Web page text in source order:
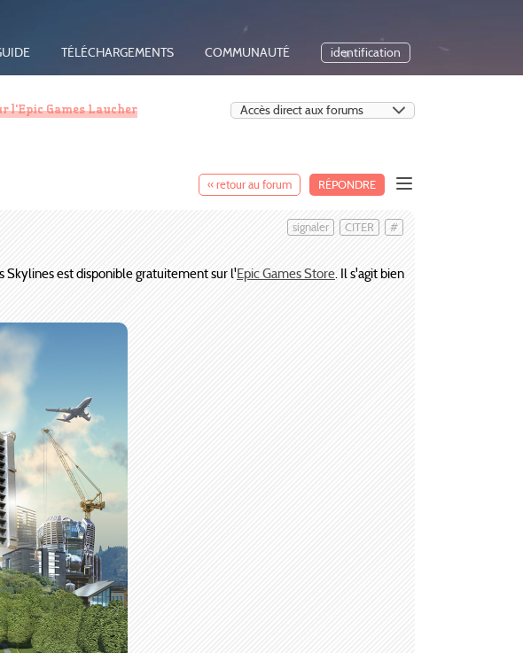
TÉLÉCHARGEMENTS COMMUNAUTÉ identification
Games Laucher
« retour au forum RÉPONDRE
#
CITER
signaler
Skylines est disponible gratuitement sur l'Epic Games Store . Il s'agit bien